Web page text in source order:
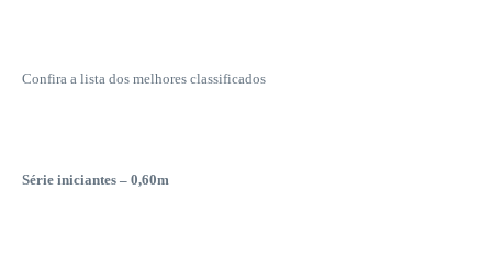
Confira a lista dos melhores classificados
Série iniciantes – 0,60m